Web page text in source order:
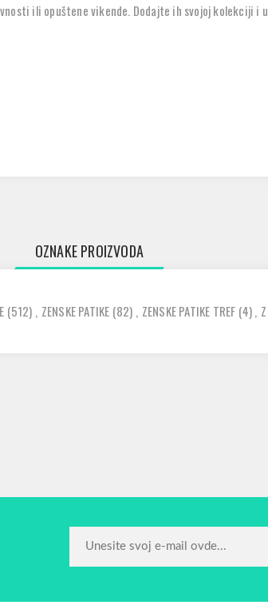
ili opuštene vikende. Dodajte ih svojoj kolekciji
OZNAKE PROIZVODA
(512) , ZENSKE PATIKE (82) , ZENSKE PATIKE TREF (4),